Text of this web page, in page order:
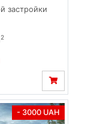
застройки
2
- 3000 UAH